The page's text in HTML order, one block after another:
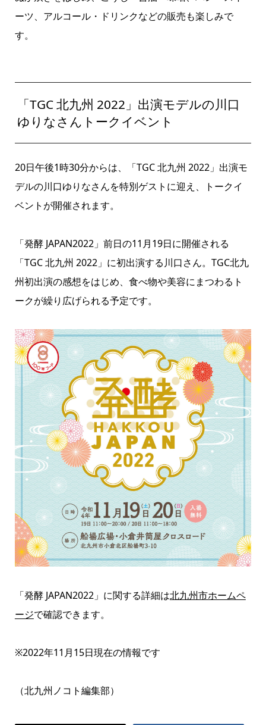
ーツ、アルコール・ドリンクなどの販売も楽しみで
す。
「TGC 北九州 2022」出演モデルの川口
ゆりなさんトークイベント
20日午後1時30分からは、「TGC 北九州 2022」出演モ
デルの川口ゆりなさんを特別ゲストに迎え、トークイ
ベントが開催されます。
「発酵 JAPAN2022」前日の11月19日に開催される
「TGC 北九州 2022」に初出演する川口さん。TGC北九
州初出演の感想をはじめ、食べ物や美容にまつわるト
ークが繰り広げられる予定です。
「発酵 JAPAN2022」に関する詳細は北九州市ホームペ
ージで確認できます。
※2022年11月15日現在の情報です
（北九州ノコト編集部）